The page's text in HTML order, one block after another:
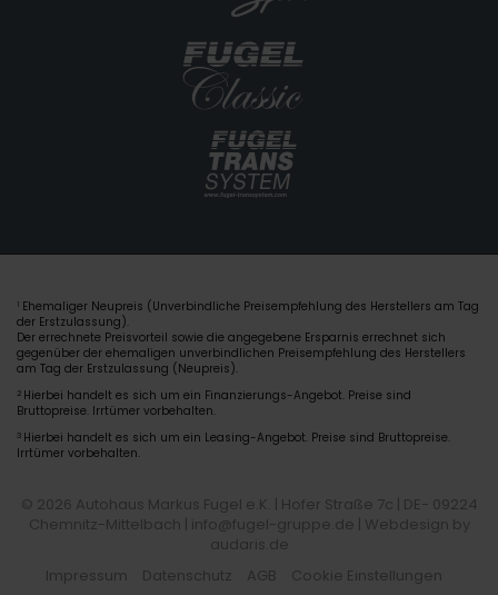
1 Ehemaliger Neupreis (Unverbindliche Preisempfehlung des Herstellers am Tag
der Erstzulassung).
Der errechnete Preisvorteil sowie die angegebene Ersparnis errechnet sich
gegenüber der ehemaligen unverbindlichen Preisempfehlung des Herstellers
am Tag der Erstzulassung (Neupreis).
2 Hierbei handelt es sich um ein Finanzierungs-Angebot. Preise sind
Bruttopreise. Irrtümer vorbehalten.
3 Hierbei handelt es sich um ein Leasing-Angebot. Preise sind Bruttopreise.
Irrtümer vorbehalten.
© 2026 Autohaus Markus Fugel e.K. | Hofer Straße 7c | DE- 09224
Chemnitz-Mittelbach | info@fugel-gruppe.de | Webdesign by
audaris.de
Impressum
Datenschutz AGB Cookie Einstellungen